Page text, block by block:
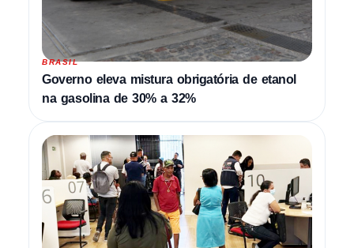
BRASIL
Governo eleva mistura obrigatória de etanol
na gasolina de 30% a 32%